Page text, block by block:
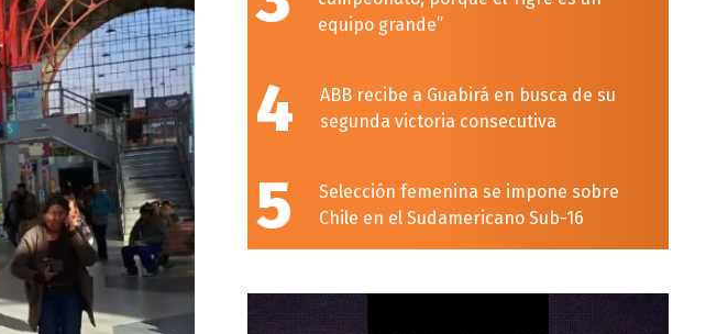
equipo grande”
4
ABB recibe a Guabirá en busca de su
segunda victoria consecutiva
5
Selección femenina se impone sobre
Chile en el Sudamericano Sub-16